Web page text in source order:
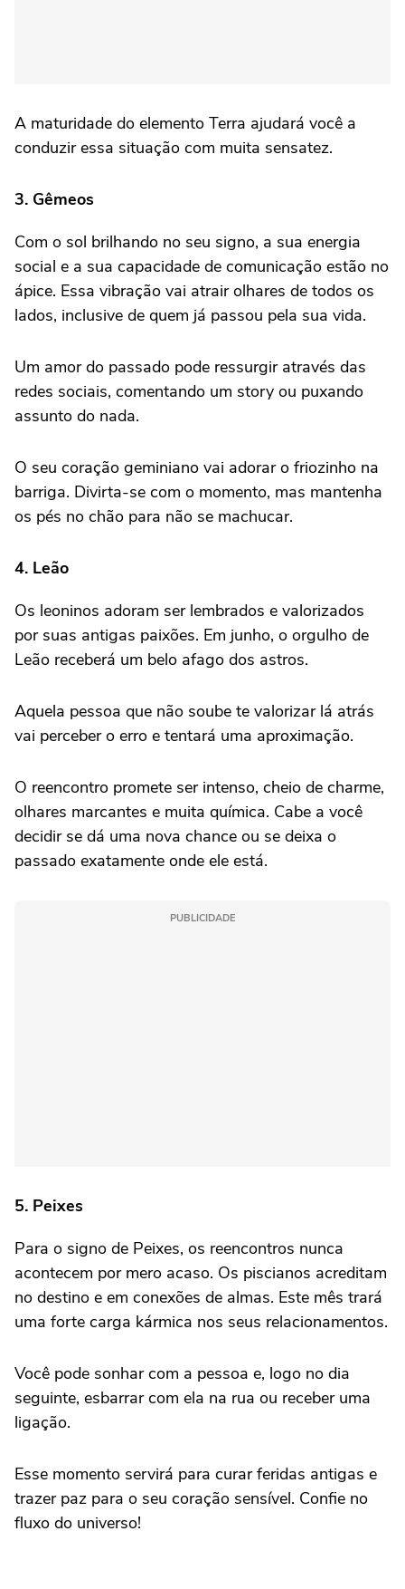
A maturidade do elemento Terra ajudará você a
conduzir essa situação com muita sensatez.
3. Gêmeos
Com o sol brilhando no seu signo, a sua energia
social e a sua capacidade de comunicação estão no
ápice. Essa vibração vai atrair olhares de todos os
lados, inclusive de quem já passou pela sua vida.
Um amor do passado pode ressurgir através das
redes sociais, comentando um story ou puxando
assunto do nada.
O seu coração geminiano vai adorar o friozinho na
barriga. Divirta-se com o momento, mas mantenha
os pés no chão para não se machucar.
4. Leão
Os leoninos adoram ser lembrados e valorizados
por suas antigas paixões. Em junho, o orgulho de
Leão receberá um belo afago dos astros.
Aquela pessoa que não soube te valorizar lá atrás
vai perceber o erro e tentará uma aproximação.
O reencontro promete ser intenso, cheio de charme,
olhares marcantes e muita química. Cabe a você
decidir se dá uma nova chance ou se deixa o
passado exatamente onde ele está.
PUBLICIDADE
5. Peixes
Para o signo de Peixes, os reencontros nunca
acontecem por mero acaso. Os piscianos acreditam
no destino e em conexões de almas. Este mês trará
uma forte carga kármica nos seus relacionamentos.
Você pode sonhar com a pessoa e, logo no dia
seguinte, esbarrar com ela na rua ou receber uma
ligação.
Esse momento servirá para curar feridas antigas e
trazer paz para o seu coração sensível. Confie no
fluxo do universo!